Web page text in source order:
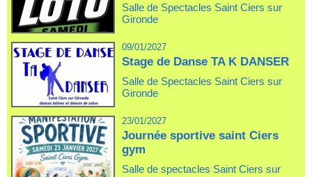
Salle de Spectacles Saint Ciers sur
Gironde
09/01/2027
Stage de Danse TA K DANSER
Salle de Spectacles Saint Ciers sur
Gironde
23/01/2027
Journée sportive saint Ciers
gym
Salle de spectacles Saint Ciers sur